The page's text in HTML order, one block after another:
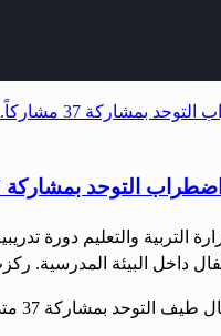
التوحد بمشاركة 37 مشاركاً.
التربية والتعليم دورة
التي يشارك فيها 37 متدرباً ومتدربة،
37 متدرباً أولاً على صحيفة الحرية.